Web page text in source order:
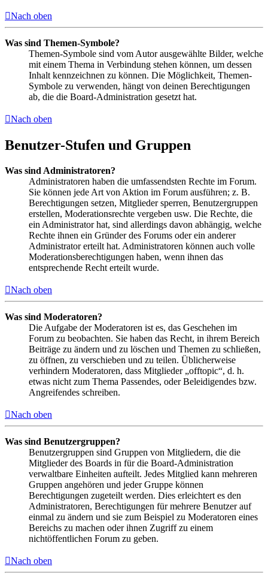
Nach oben
Was sind Themen-Symbole?
Themen-Symbole sind vom Autor ausgewählte Bilder, welche
mit einem Thema in Verbindung stehen können, um dessen
Inhalt kennzeichnen zu können. Die Möglichkeit, Themen-
Symbole zu verwenden, hängt von deinen Berechtigungen
ab, die die Board-Administration gesetzt hat.
Nach oben
Benutzer-Stufen und Gruppen
Was sind Administratoren?
Administratoren haben die umfassendsten Rechte im Forum.
Sie können jede Art von Aktion im Forum ausführen; z. B.
Berechtigungen setzen, Mitglieder sperren, Benutzergruppen
erstellen, Moderationsrechte vergeben usw. Die Rechte, die
ein Administrator hat, sind allerdings davon abhängig, welche
Rechte ihnen ein Gründer des Forums oder ein anderer
Administrator erteilt hat. Administratoren können auch volle
Moderationsberechtigungen haben, wenn ihnen das
entsprechende Recht erteilt wurde.
Nach oben
Was sind Moderatoren?
Die Aufgabe der Moderatoren ist es, das Geschehen im
Forum zu beobachten. Sie haben das Recht, in ihrem Bereich
Beiträge zu ändern und zu löschen und Themen zu schließen,
zu öffnen, zu verschieben und zu teilen. Üblicherweise
verhindern Moderatoren, dass Mitglieder „offtopic“, d. h.
etwas nicht zum Thema Passendes, oder Beleidigendes bzw.
Angreifendes schreiben.
Nach oben
Was sind Benutzergruppen?
Benutzergruppen sind Gruppen von Mitgliedern, die die
Mitglieder des Boards in für die Board-Administration
verwaltbare Einheiten aufteilt. Jedes Mitglied kann mehreren
Gruppen angehören und jeder Gruppe können
Berechtigungen zugeteilt werden. Dies erleichtert es den
Administratoren, Berechtigungen für mehrere Benutzer auf
einmal zu ändern und sie zum Beispiel zu Moderatoren eines
Bereichs zu machen oder ihnen Zugriff zu einem
nichtöffentlichen Forum zu geben.
Nach oben